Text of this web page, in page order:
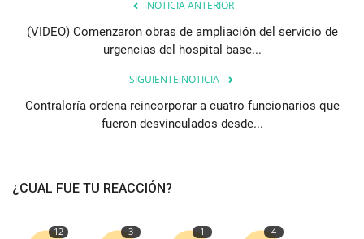
NOTICIA ANTERIOR
(VIDEO) Comenzaron obras de ampliación del servicio de
urgencias del hospital base...
SIGUIENTE NOTICIA
Contraloría ordena reincorporar a cuatro funcionarios que
fueron desvinculados desde...
¿CUAL FUE TU REACCIÓN?
12 3 1 4